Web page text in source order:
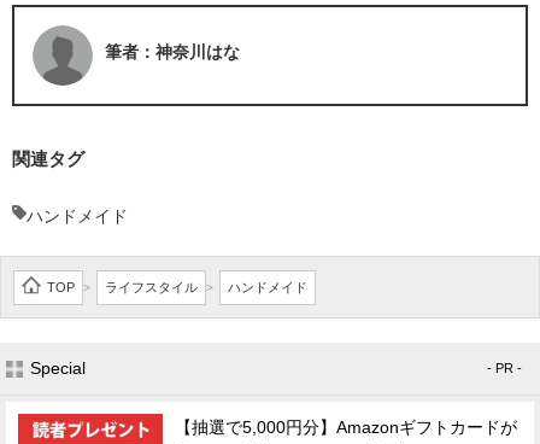
筆者：神奈川はな
関連タグ
ハンドメイド
TOP > ライフスタイル > ハンドメイド
Special - PR -
【抽選で5,000円分】Amazonギフトカードが